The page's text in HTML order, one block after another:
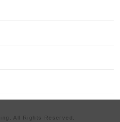
All Rights Reserved.